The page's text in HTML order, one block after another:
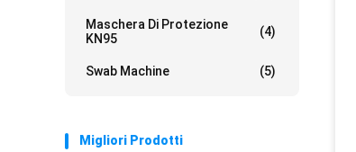
Maschera Di Protezione
KN95
(4)
Swab Machine (5)
Migliori Prodotti